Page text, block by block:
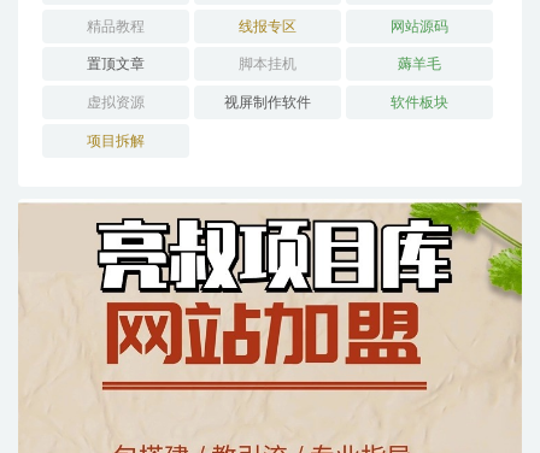
精品教程 线报专区 网站源码
置顶文章 脚本挂机 薅羊毛
虚拟资源 视屏制作软件 软件板块
项目拆解